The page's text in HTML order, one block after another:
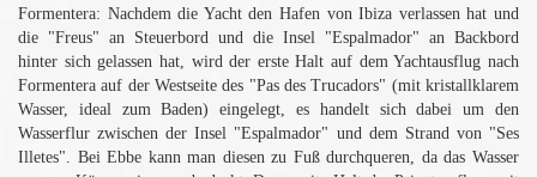
Formentera: Nachdem die Yacht den Hafen von Ibiza verlassen hat und
die "Freus" an Steuerbord und die Insel "Espalmador" an Backbord
hinter sich gelassen hat, wird der erste Halt auf dem Yachtausflug nach
Formentera auf der Westseite des "Pas des Trucadors" (mit kristallklarem
Wasser, ideal zum Baden) eingelegt, es handelt sich dabei um den
Wasserflur zwischen der Insel "Espalmador" und dem Strand von "Ses
Illetes". Bei Ebbe kann man diesen zu Fuß durchqueren, da das Wasser